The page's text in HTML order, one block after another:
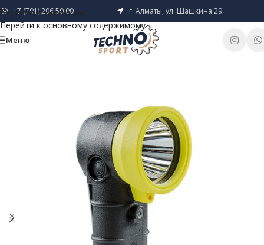
Перейти к навигации
Перейти к основному содержимому
+7 (701) 206 50 00 г. Алматы, ул. Шашкина 29
Меню